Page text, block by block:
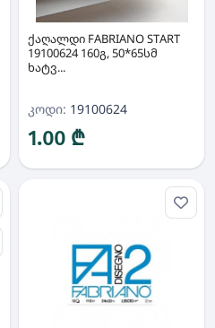
ქაღალდი FABRIANO START
19100624 160გ, 50*65სმ
ხატვ...
კოდი: 19100624
1.00 ₾